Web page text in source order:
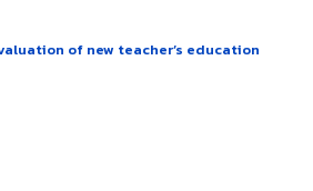
of new teacher’s education